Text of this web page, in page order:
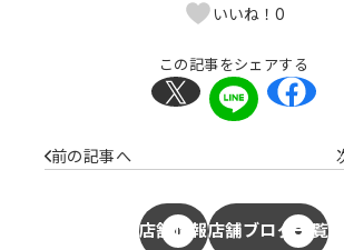
いいね！ 0
この記事をシェアする
前の記事へ
店舗情報店舗ブログ一覧